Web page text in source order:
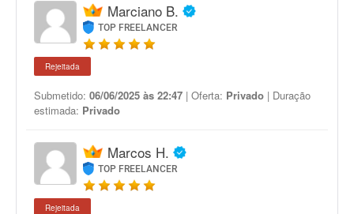
Marciano B.
TOP FREELANCER
Rejeitada
Submetido: 06/06/2025 às 22:47 | Oferta: Privado | Duração
estimada: Privado
Marcos H.
TOP FREELANCER
Rejeitada